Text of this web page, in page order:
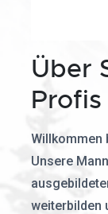
Über
Profis
Willkommen
Unsere
weiterbilden